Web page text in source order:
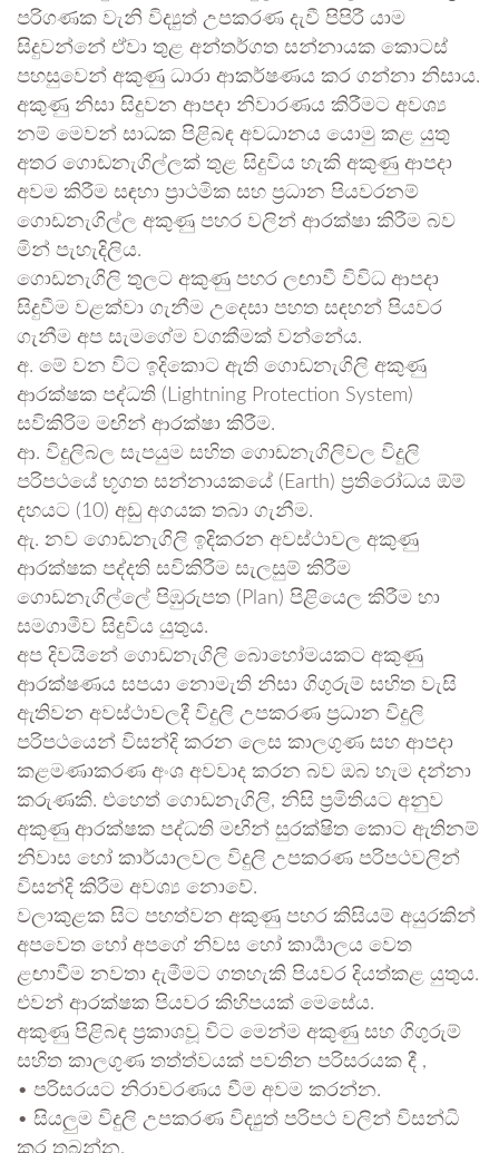
පරිගණක වැනි විද්‍යුත් උපකරණ දැවී පිපිරී යාම
සිදුවන්නේ ඒවා තුළ අන්තර්ගත සන්නායක කොටස්
පහසුවෙන් අකුණු ධාරා ආකර්ෂණය කර ගන්නා නිසාය.
අකුණු නිසා සිදුවන ආපදා නිවාරණය කිරීමට අවශ්‍ය
නම් මෙවන් සාධක පිළිබඳ අවධානය යොමු කළ යුතු
අතර ගොඩනැගිල්ලක් තුළ සිදුවිය හැකි අකුණු ආපදා
අවම කිරීම සඳහා ප්‍රාථමික සහ ප්‍රධාන පියවරනම්
ගොඩනැගිල්ල අකුණු පහර වලින් ආරක්ෂා කිරීම බව
මින් පැහැදිලිය.
ගොඩනැගිලි තුලට අකුණු පහර ලඟාවී විවිධ ආපදා
සිදුවීම වළක්වා ගැනීම උදෙසා පහත සඳහන් පියවර
ගැනීම අප සැමගේම වගකීමක් වන්නේය.
අ. මේ වන විට ඉදිකොට ඇති ගොඩනැගිලි අකුණු
ආරක්ෂක පද්ධති (Lightning Protection System)
සවිකිරිම මඟින් ආරක්ෂා කිරීම.
ආ. විදුලිබල සැපයුම සහිත ගොඩනැගිලිවල විදුලි
පරිපථයේ භූගත සන්නායකයේ (Earth) ප්‍රතිරෝධය ඕම්
දහයට (10) අඩු අගයක තබා ගැනීම.
ඇ. නව ගොඩනැගිලි ඉදිකරන අවස්ථාවල අකුණු
ආරක්ෂක පද්දති සවිකිරීම සැලසුම් කිරීම
ගොඩනැගිල්ලේ පිඹුරුපත (Plan) පිළියෙල කිරීම හා
සමගාමීව සිදුවිය යුතුය.
අප දිවයිනේ ගොඩනැගිලි බොහෝමයකට අකුණු
ආරක්ෂණය සපයා නොමැති නිසා ගිගුරුම් සහිත වැසි
ඇතිවන අවස්ථාවලදී විදුලි උපකරණ ප්‍රධාන විදුලි
පරිපථයෙන් විසන්දි කරන ලෙස කාලගුණ සහ ආපදා
කළමණාකරණ අංශ අවවාද කරන බව ඔබ හැම දන්නා
කරුණකි. එහෙත් ගොඩනැගිලි, නිසි ප්‍රමිතියට අනුව
අකුණු ආරක්ෂක පද්ධති මඟින් සුරක්ෂිත කොට ඇතිනම්
නිවාස හෝ කාර්යාලවල විදුලි උපකරණ පරිපථවලින්
විසන්දි කිරීම අවශ්‍ය නොවේ.
වලාකුළක සිට පහත්වන අකුණු පහර කිසියම් අයුරකින්
අපවෙත හෝ අපගේ නිවස හෝ කාර්‍යාලය වෙත
ළඟාවීම නවතා දැමීමට ගතහැකි පියවර දියත්කළ යුතුය.
එවන් ආරක්ෂක පියවර කිහිපයක් මෙසේය.
අකුණු පිළිබඳ ප්‍රකාශවූ විට මෙන්ම අකුණු සහ ගිගුරුම්
සහිත කාලගුණ තත්ත්වයක් පවතින පරිසරයක දී ,
• පරිසරයට නිරාවරණය වීම අවම කරන්න.
• සියලුම විදුලි උපකරණ විද්‍යුත් පරිපථ වලින් විසන්ධි
කර තබන්න.